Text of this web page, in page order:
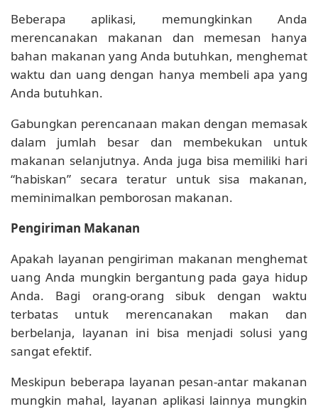
Beberapa aplikasi, memungkinkan Anda
merencanakan makanan dan memesan hanya
bahan makanan yang Anda butuhkan, menghemat
waktu dan uang dengan hanya membeli apa yang
Anda butuhkan.
Gabungkan perencanaan makan dengan memasak
dalam jumlah besar dan membekukan untuk
makanan selanjutnya. Anda juga bisa memiliki hari
“habiskan” secara teratur untuk sisa makanan,
meminimalkan pemborosan makanan.
Pengiriman Makanan
Apakah layanan pengiriman makanan menghemat
uang Anda mungkin bergantung pada gaya hidup
Anda. Bagi orang-orang sibuk dengan waktu
terbatas untuk merencanakan makan dan
berbelanja, layanan ini bisa menjadi solusi yang
sangat efektif.
Meskipun beberapa layanan pesan-antar makanan
mungkin mahal, layanan aplikasi lainnya mungkin